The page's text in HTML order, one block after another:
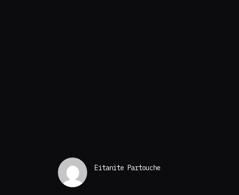
Eitanite Partouche